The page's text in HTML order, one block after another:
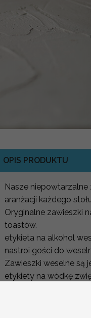
OPIS PRODUKTU
Nasze niepowtarzalne
aranżacji każdego
Oryginalne zawieszki
toastów.
etykieta na alkohol
nastroi gości do
Zawieszki weselne są
etykiety na wódkę
Zawieszki weselne
fotografii i video